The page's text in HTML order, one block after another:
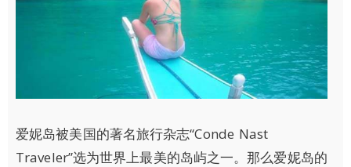
爱妮岛被美国的著名旅行杂志“Conde Nast
Traveler”选为世界上最美的岛屿之一。那么爱妮岛的